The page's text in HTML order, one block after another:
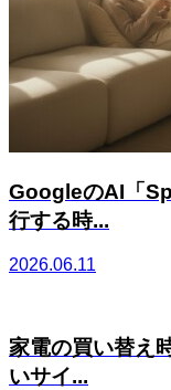
GoogleのAI「
行する時...
2026.06.11
家電の買い替え
いサイ...